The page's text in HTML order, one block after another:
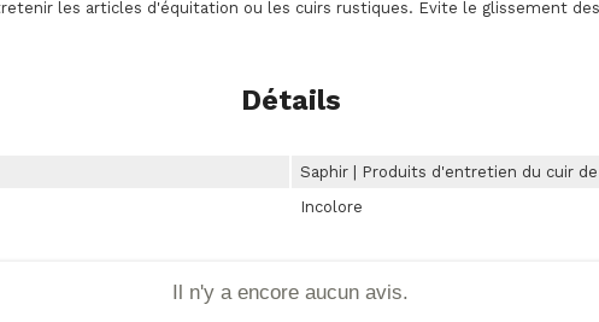
les articles d'équitation ou les cuirs rustiques. Evite le glissement
Détails
Saphir | Produits d'entretien du cuir
Incolore
Il n'y a encore aucun avis.